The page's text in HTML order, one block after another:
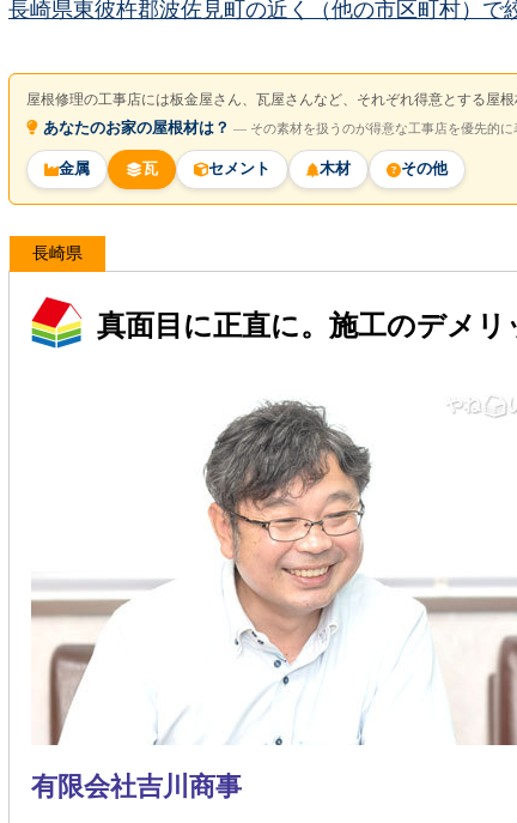
長崎県東彼杵郡波佐見町の近く（他の市区町村）で
屋根修理の工事店には板金屋さん、瓦屋さんなど、それぞれ得意とする屋根
あなたのお家の屋根材は？ ― その素材を扱うのが得意な工事店を優先的に
金属 瓦 セメント 木材 その他
長崎県
真面目に正直に。施工のデメ
有限会社吉川商事